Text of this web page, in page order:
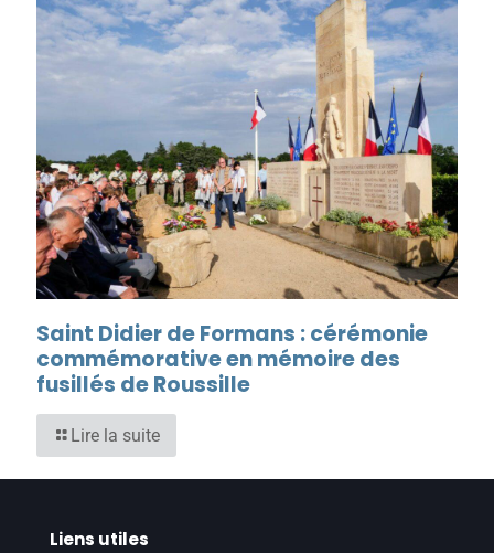
Saint Didier de Formans : cérémonie
commémorative en mémoire des
fusillés de Roussille
Lire la suite
Liens utiles